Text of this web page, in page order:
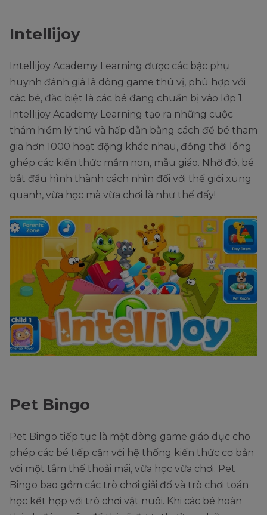
Intellijoy
Intellijoy Academy Learning được các bậc phụ
huynh đánh giá là dòng game thú vị, phù hợp với
các bé, đặc biệt là các bé đang chuẩn bị vào lớp 1.
Intellijoy Academy Learning tạo ra những cuộc
thám hiểm lý thú và hấp dẫn bằng cách để bé tham
gia hơn 1000 hoạt động khác nhau, đồng thời lồng
ghép các kiến thức mầm non, mẫu giáo. Nhờ đó, bé
bắt đầu hình thành cách nhìn đối với thế giới xung
quanh, vừa học mà vừa chơi là như thế đấy!
Pet Bingo
Pet Bingo tiếp tục là một dòng game giáo dục cho
phép các bé tiếp cận với hệ thống kiến thức cơ bản
với một tâm thế thoải mái, vừa học vừa chơi. Pet
Bingo bao gồm các trò chơi giải đố và trò chơi toán
học kết hợp với trò chơi vật nuôi. Khi các bé hoàn